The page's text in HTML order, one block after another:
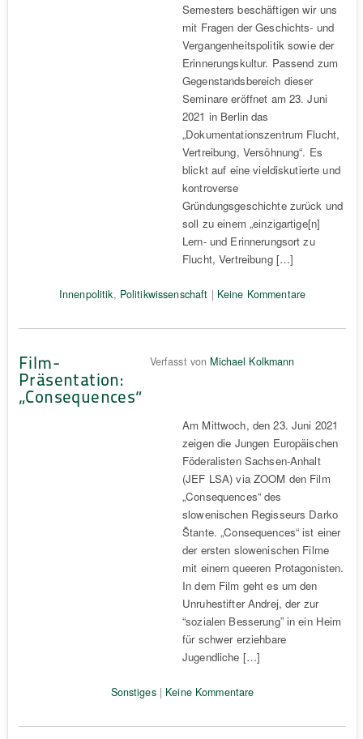
Semesters beschäftigen wir uns
mit Fragen der Geschichts- und
Vergangenheitspolitik sowie der
Erinnerungskultur. Passend zum
Gegenstandsbereich dieser
Seminare eröffnet am 23. Juni
2021 in Berlin das
„Dokumentationszentrum Flucht,
Vertreibung, Versöhnung“. Es
blickt auf eine vieldiskutierte und
kontroverse
Gründungsgeschichte zurück und
soll zu einem „einzigartige[n]
Lern- und Erinnerungsort zu
Flucht, Vertreibung […]
Innenpolitik, Politikwissenschaft | Keine Kommentare
Film-
Präsentation:
„Consequences“
Verfasst von Michael Kolkmann
Am Mittwoch, den 23. Juni 2021
zeigen die Jungen Europäischen
Föderalisten Sachsen-Anhalt
(JEF LSA) via ZOOM den Film
„Consequences“ des
slowenischen Regisseurs Darko
Štante. „Consequences“ ist einer
der ersten slowenischen Filme
mit einem queeren Protagonisten.
In dem Film geht es um den
Unruhestifter Andrej, der zur
“sozialen Besserung” in ein Heim
für schwer erziehbare
Jugendliche […]
Sonstiges| Keine Kommentare